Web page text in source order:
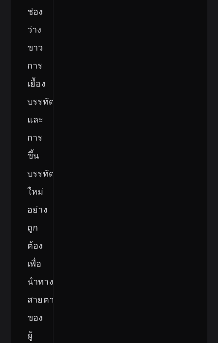
ช่อง
ว่าง
ขาว
การ
เยื้อง
บรรทัด
และ
การ
ขึ้น
บรรทัด
ใหม่
อย่าง
ถูก
ต้อง
เพื่อ
นำทาง
สายตา
ของ
ผู้